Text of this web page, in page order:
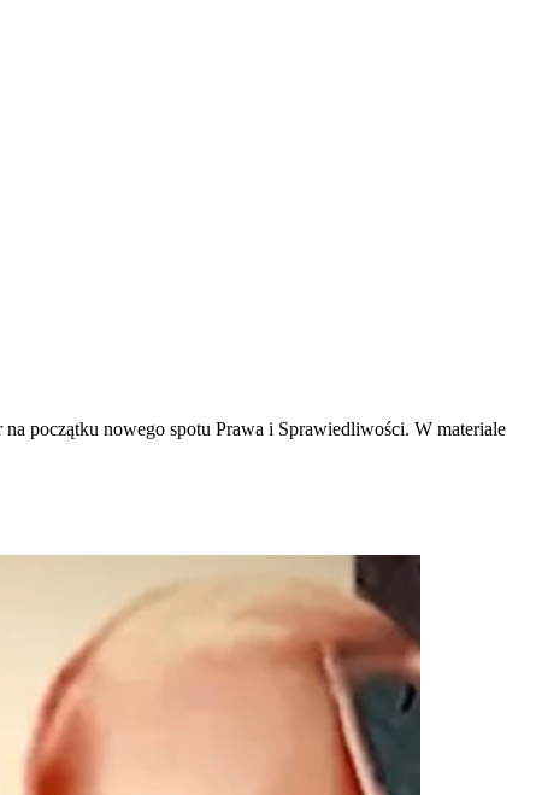
początku nowego spotu Prawa i Sprawiedliwości. W materiale